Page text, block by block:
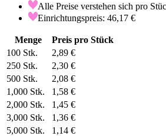
Alle Preise verstehen sich pro
Einrichtungspreis: 46,17 €
Menge
Preis pro Stück
100 Stk.
2,89 €
250 Stk.
2,30 €
500 Stk.
2,08 €
1,000 Stk.
1,58 €
2,000 Stk.
1,45 €
3,000 Stk.
1,36 €
5,000 Stk.
1,14 €